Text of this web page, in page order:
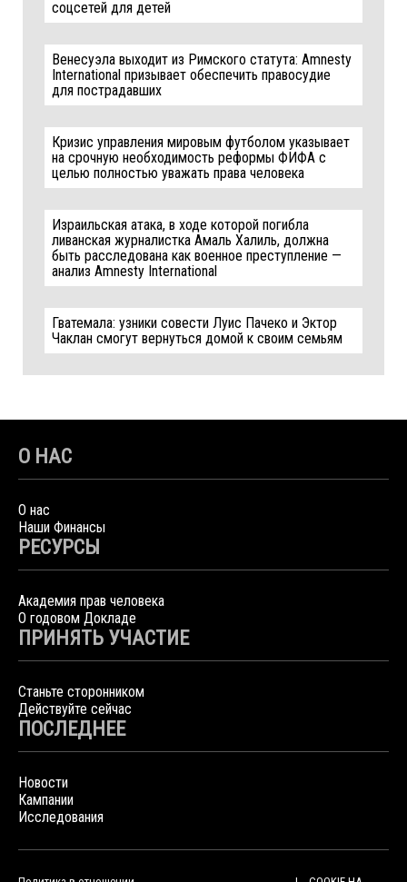
соцсетей для детей
Венесуэла выходит из Римского статута: Amnesty
International призывает обеспечить правосудие
для пострадавших
Кризис управления мировым футболом указывает
на срочную необходимость реформы ФИФА с
целью полностью уважать права человека
Израильская атака, в ходе которой погибла
ливанская журналистка Амаль Халиль, должна
быть расследована как военное преступление —
анализ Amnesty International
Гватемала: узники совести Луис Пачеко и Эктор
Чаклан смогут вернуться домой к своим семьям
О НАС
О нас
Наши Финансы
РЕСУРСЫ
Академия прав человека
О годовом Докладе
ПРИНЯТЬ УЧАСТИЕ
Станьте сторонником
Действуйте сейчас
ПОСЛЕДНЕЕ
Новости
Кампании
Исследования